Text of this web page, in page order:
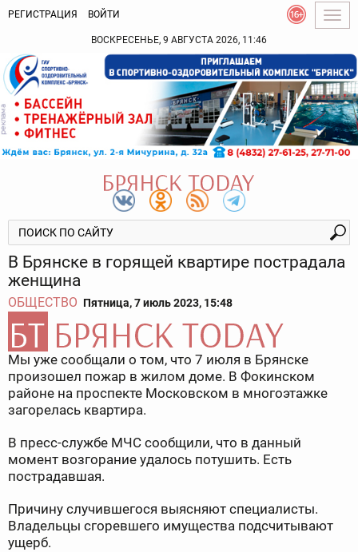
РЕГИСТРАЦИЯ ВОЙТИ
ВОСКРЕСЕНЬЕ, 9 АВГУСТА 2026, 11:46
В Брянске в горящей квартире пострадала
женщина
ОБЩЕСТВО Пятница, 7 июль 2023, 15:48
Мы уже сообщали о том, что 7 июля в Брянске
произошел пожар в жилом доме. В Фокинском
районе на проспекте Московском в многоэтажке
загорелась квартира.
В пресс-службе МЧС сообщили, что в данный
момент возгорание удалось потушить. Есть
пострадавшая.
Причину случившегося выясняют специалисты.
Владельцы сгоревшего имущества подсчитывают
ущерб.